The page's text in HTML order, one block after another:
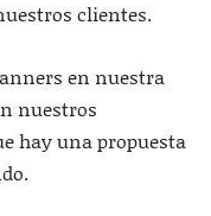
clientes.
en nuestra
nuestros
hay una propuesta